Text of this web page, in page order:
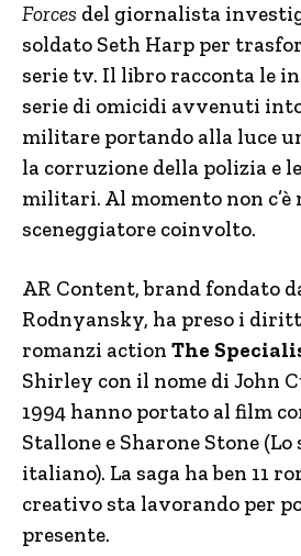
Forces del giornalista
soldato Seth Harp per
serie tv. Il libro racconta le
serie di omicidi avvenuti
militare portando alla luce
la corruzione della polizia e
militari. Al momento non c’è
sceneggiatore coinvolto.
AR Content, brand fondato
Rodnyansky, ha preso i
romanzi action The
Shirley con il nome di John
1994 hanno portato al film
Stallone e Sharone Stone
italiano). La saga ha ben 11
creativo sta lavorando per
presente.